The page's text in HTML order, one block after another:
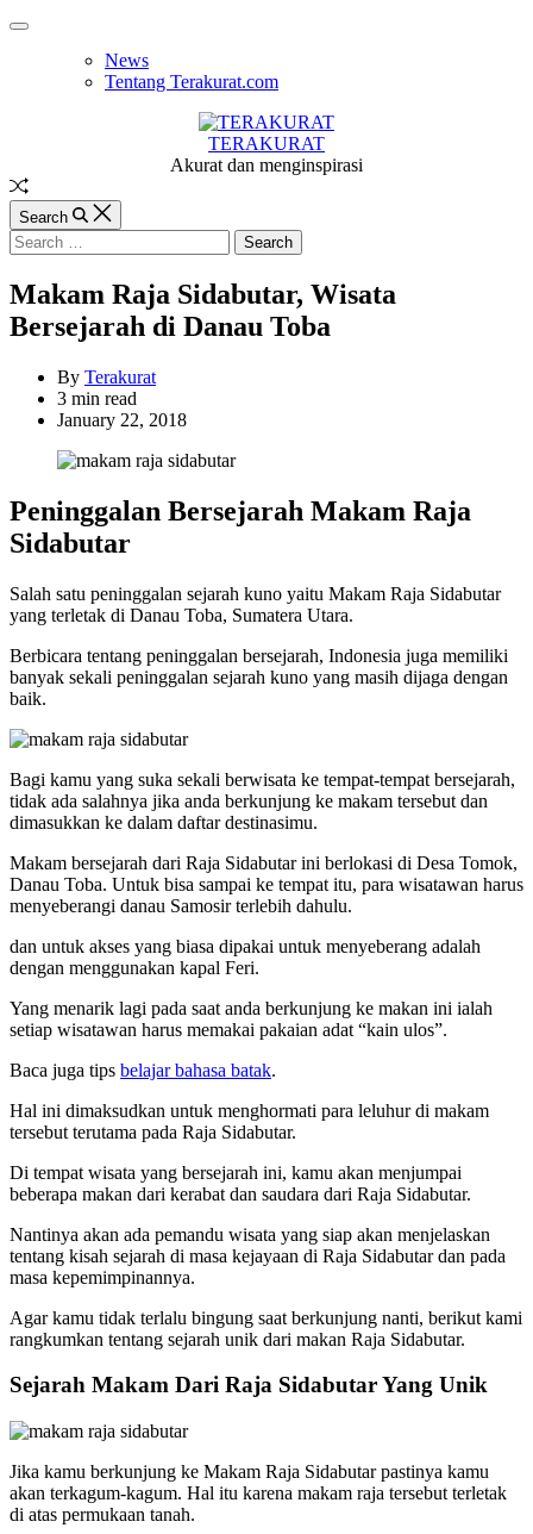
Skip
Off
News
Tentang Terakurat.com
TERAKURAT
Akurat dan menginspirasi
Random
Article
Search
Search
for:
Makam Raja Sidabutar, Wisata
Bersejarah di Danau Toba
By Terakurat
Estimated
read
3 min read
January 22, 2018
Peninggalan Bersejarah Makam Raja
Sidabutar
Salah satu peninggalan sejarah kuno yaitu Makam Raja Sidabutar
yang terletak di Danau Toba, Sumatera Utara.
Berbicara tentang peninggalan bersejarah, Indonesia juga memiliki
banyak sekali peninggalan sejarah kuno yang masih dijaga dengan
baik.
Bagi kamu yang suka sekali berwisata ke tempat-tempat bersejarah,
tidak ada salahnya jika anda berkunjung ke makam tersebut dan
dimasukkan ke dalam daftar destinasimu.
Makam bersejarah dari Raja Sidabutar ini berlokasi di Desa Tomok,
Danau Toba. Untuk bisa sampai ke tempat itu, para wisatawan harus
menyeberangi danau Samosir terlebih dahulu.
dan untuk akses yang biasa dipakai untuk menyeberang adalah
dengan menggunakan kapal Feri.
Yang menarik lagi pada saat anda berkunjung ke makan ini ialah
setiap wisatawan harus memakai pakaian adat “kain ulos”.
Baca juga tips belajar bahasa batak.
Hal ini dimaksudkan untuk menghormati para leluhur di makam
tersebut terutama pada Raja Sidabutar.
Di tempat wisata yang bersejarah ini, kamu akan menjumpai
beberapa makan dari kerabat dan saudara dari Raja Sidabutar.
Nantinya akan ada pemandu wisata yang siap akan menjelaskan
tentang kisah sejarah di masa kejayaan di Raja Sidabutar dan pada
masa kepemimpinannya.
Agar kamu tidak terlalu bingung saat berkunjung nanti, berikut kami
rangkumkan tentang sejarah unik dari makan Raja Sidabutar.
Sejarah Makam Dari Raja Sidabutar Yang Unik
Jika kamu berkunjung ke Makam Raja Sidabutar pastinya kamu
akan terkagum-kagum. Hal itu karena makam raja tersebut terletak
di atas permukaan tanah.